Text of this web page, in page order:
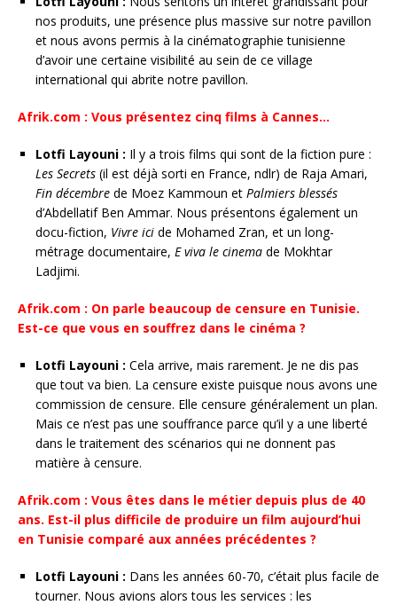
nos produits, une présence plus massive sur notre pavillon
et nous avons permis à la cinématographie tunisienne
d’avoir une certaine visibilité au sein de ce village
international qui abrite notre pavillon.
Afrik.com : Vous présentez cinq films à Cannes…
Lotfi Layouni : Il y a trois films qui sont de la fiction pure :
Les Secrets (il est déjà sorti en France, ndlr) de Raja Amari,
Fin décembre de Moez Kammoun et Palmiers blessés
d’Abdellatif Ben Ammar. Nous présentons également un
docu-fiction, Vivre ici de Mohamed Zran, et un long-
métrage documentaire, E viva le cinema de Mokhtar
Ladjimi.
Afrik.com : On parle beaucoup de censure en Tunisie.
Est-ce que vous en souffrez dans le cinéma ?
Lotfi Layouni : Cela arrive, mais rarement. Je ne dis pas
que tout va bien. La censure existe puisque nous avons une
commission de censure. Elle censure généralement un plan.
Mais ce n’est pas une souffrance parce qu’il y a une liberté
dans le traitement des scénarios qui ne donnent pas
matière à censure.
Afrik.com : Vous êtes dans le métier depuis plus de 40
ans. Est-il plus difficile de produire un film aujourd’hui
en Tunisie comparé aux années précédentes ?
Lotfi Layouni : Dans les années 60-70, c’était plus facile de
tourner. Nous avions alors tous les services : les